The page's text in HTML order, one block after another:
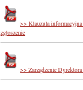
>> Klauzula informacyjna
zgłoszenie
>> Zarządzenie